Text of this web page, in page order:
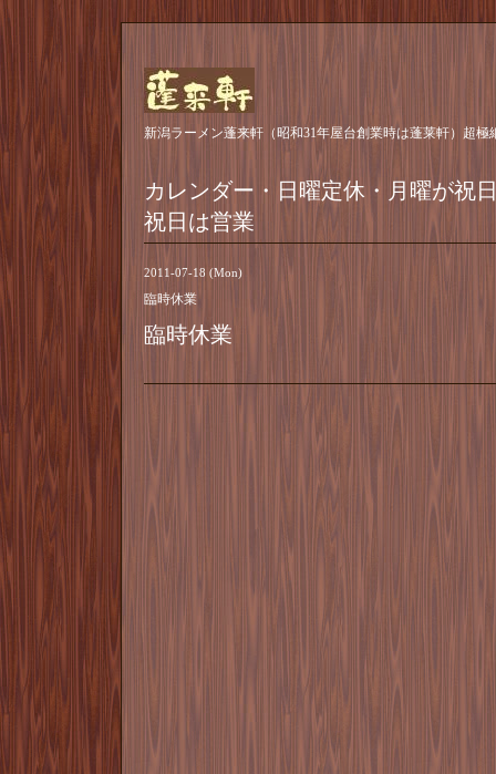
新潟ラーメン蓬来軒（昭和31年屋台創業時は蓬莱軒）超
カレンダー・日曜定休・月曜が祝
祝日は営業
2011-07-18 (Mon)
臨時休業
臨時休業